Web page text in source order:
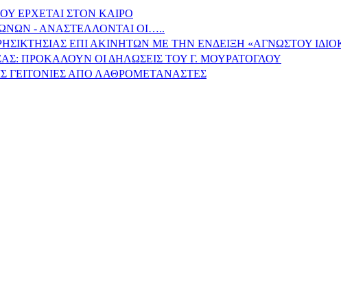
ΕΡΧΕΤΑΙ ΣΤΟΝ ΚΑΙΡΟ
- ΑΝΑΣΤΕΛΛΟΝΤΑΙ ΟΙ…..
ΕΠΙ ΑΚΙΝΗΤΩΝ ΜΕ ΤΗΝ ΕΝΔΕΙΞΗ «ΑΓΝΩΣΤΟΥ
ΠΡΟΚΑΛΟΥΝ ΟΙ ΔΗΛΩΣΕΙΣ ΤΟΥ Γ. ΜΟΥΡΑΤΟΓΛΟΥ
ΓΕΙΤΟΝΙΕΣ ΑΠΟ ΛΑΘΡΟΜΕΤΑΝΑΣΤΕΣ